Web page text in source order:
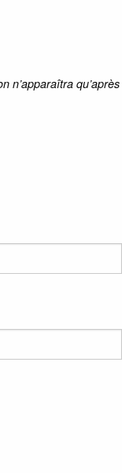
n’apparaîtra qu’après